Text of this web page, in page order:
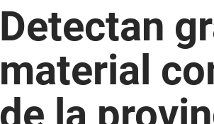
Detectan
material
de la